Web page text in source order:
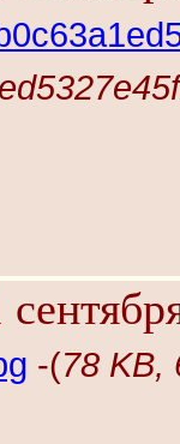
-(78 KB,